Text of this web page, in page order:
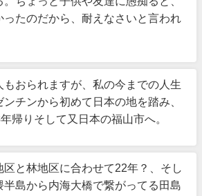
たのだから、耐えなさいと言われ
もおられますが、私の今までの人生
チンから初めて日本の地を踏み、
帰りそして又日本の福山市へ。
と林地区に合わせて22年？、そし
半島から内海大橋で繋がってる田島